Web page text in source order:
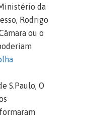
da
Rodrigo
ou o
S.Paulo, O